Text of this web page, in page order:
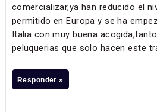
comercializar,ya han reducido el
permitido en Europa y se ha
Italia con muy buena
peluquerias que solo hacen este
Responder »